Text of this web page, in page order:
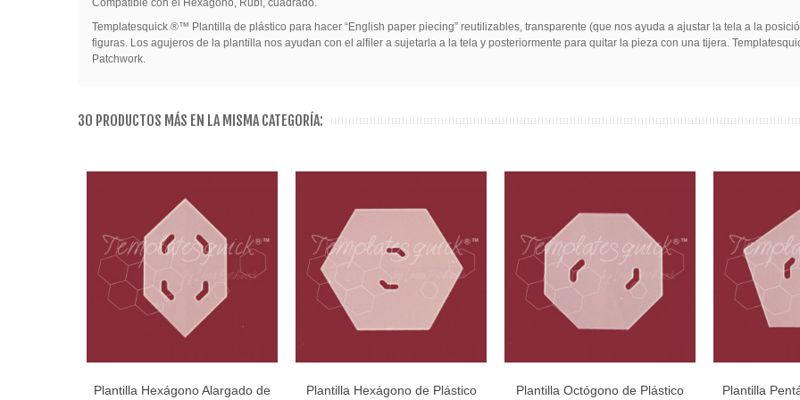
Compatible con el Hexágono, Rubí, cuadrado.
Templatesquick ®™ Plantilla de plástico para hacer “English paper piecing” reutilizables, transparente (que nos ayuda a ajustar la tela a la
figuras. Los agujeros de la plantilla nos ayudan con el alfiler a sujetarla a la tela y posteriormente para quitar la pieza con una tijera.
Patchwork.
30 PRODUCTOS MÁS EN LA MISMA CATEGORÍA:
Añadir al carro
Plantilla Hexágono Alargado de
Añadir al carro
Plantilla Hexágono de Plástico
Añadir al carro
Plantilla Octógono de Plástico
Plantilla